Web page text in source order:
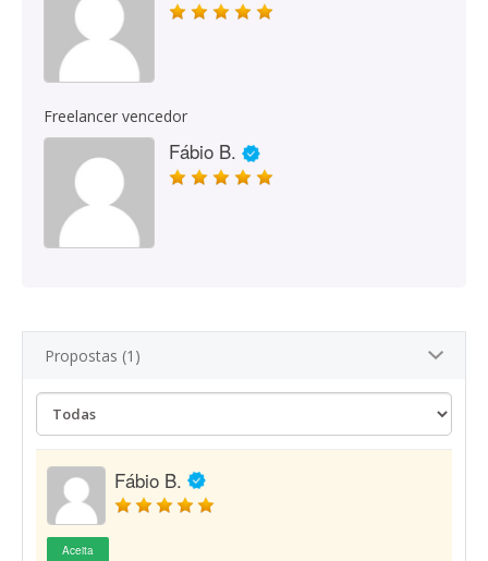
Freelancer vencedor
Fábio B.
Propostas (1)
Fábio B.
Aceita